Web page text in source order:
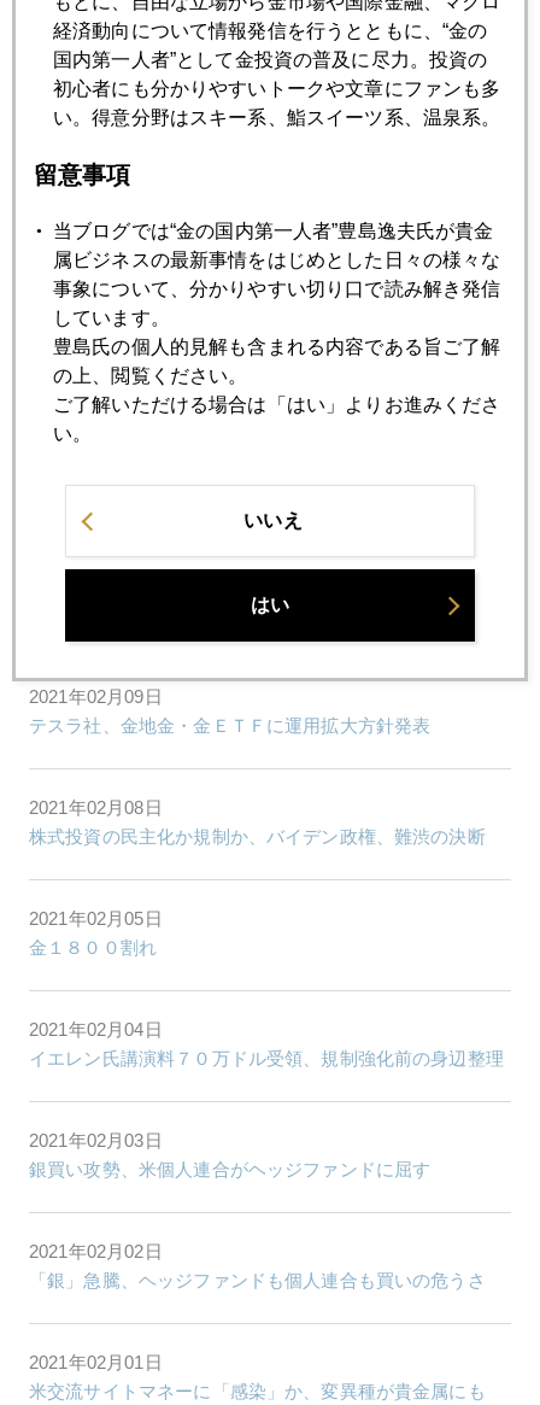
2021年02月18日
金、続落、ビットコイン爆上げの影響も
金、１８００ドル割れ
2021年02月16日
金、中国需要の回復鮮明、現地価格にプレミアム
2021年02月15日
金プラチナ値幅縮小加速
米証券取引税も、若者投資家自殺、規制強化へ
2021年02月09日
テスラ社、金地金・金ＥＴＦに運用拡大方針発表
2021年02月08日
株式投資の民主化か規制か、バイデン政権、難渋の決断
2021年02月05日
金１８００割れ
2021年02月04日
イエレン氏講演料７０万ドル受領、規制強化前の身辺整理
2021年02月03日
銀買い攻勢、米個人連合がヘッジファンドに屈す
2021年02月02日
「銀」急騰、ヘッジファンドも個人連合も買いの危うさ
2021年02月01日
米交流サイトマネーに「感染」か、変異種が貴金属にも
経済動向について情報発信を行うとともに、“金の
国内第一人者”として金投資の普及に尽力。投資の
初心者にも分かりやすいトークや文章にファンも多
い。得意分野はスキー系、鮨スイーツ系、温泉系。
留意事項
当ブログでは“金の国内第一人者”豊島逸夫氏が貴金
属ビジネスの最新事情をはじめとした日々の様々な
事象について、分かりやすい切り口で読み解き発信
しています。
豊島氏の個人的見解も含まれる内容である旨ご了解
の上、閲覧ください。
ご了解いただける場合は「はい」よりお進みくださ
い。
いいえ
はい